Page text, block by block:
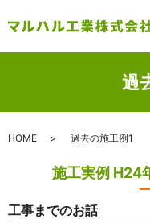
過
HOME 過去の施工例1
施工実例 H24
工事までのお話